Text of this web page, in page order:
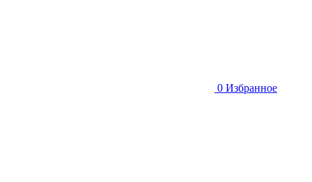
0 Избранное